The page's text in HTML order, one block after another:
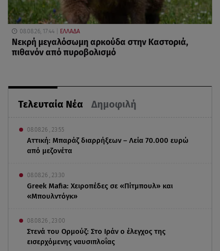
Τελευταία Νέα Δημοφιλή
08.08.26 , 23:55
Αττική: Μπαράζ διαρρήξεων – Λεία 70.000 ευρώ
από μεζονέτα
08.08.26 , 23:30
Greek Mafia: Χειροπέδες σε «Πίτμπουλ» και
«Μπουλντόγκ»
08.08.26 , 23:00
Στενά του Ορμούζ: Στο Ιράν ο έλεγχος της
εισερχόμενης ναυσιπλοΐας
08.08.26, 17:44 ΕΛΛΑΔΑ
Νεκρή μεγαλόσωμη αρκούδα στην Καστοριά,
πιθανόν από πυροβολισμό